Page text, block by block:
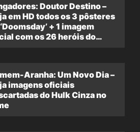
Doutor Destino –
em HD todos os 3 pôsteres
+ 1 imagem
com os 26 heróis do
Aranha: Um Novo Dia –
imagens oficiais
do Hulk Cinza no